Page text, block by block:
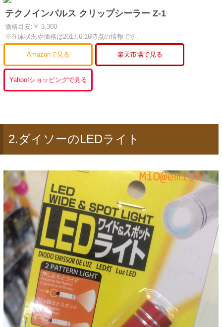
テクノインパルス クリップシーラー Z-1
価格目安:￥ 3,300
※在庫状況や価格は2017.6.16時点の情報です。
Amazonで見る 楽天市場で見る
Yahoo!ショッピングで見る
2.ダイソーのLEDライト